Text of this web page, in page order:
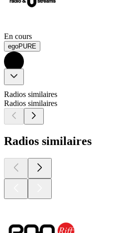
En cours
egoPURE
Radios similaires
Radios similaires
Radios similaires